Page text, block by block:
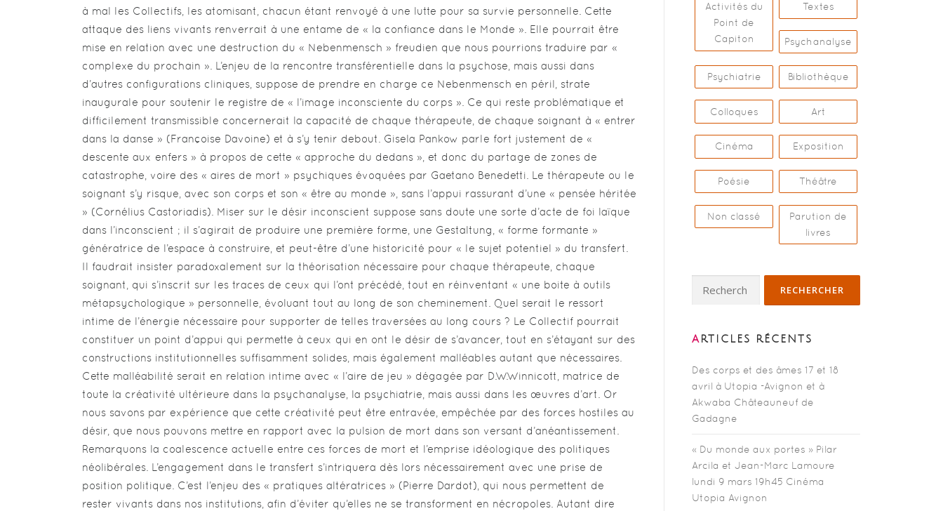
à mal les Collectifs, les atomisant, chacun étant renvoyé à une lutte pour sa survie personnelle. Cette
attaque des liens vivants renverrait à une entame de « la confiance dans le Monde ». Elle pourrait être
mise en relation avec une destruction du « Nebenmensch » freudien que nous pourrions traduire par «
complexe du prochain ». L’enjeu de la rencontre transférentielle dans la psychose, mais aussi dans
d’autres configurations cliniques, suppose de prendre en charge ce Nebenmensch en péril, strate
inaugurale pour soutenir le registre de « l’image inconsciente du corps ». Ce qui reste problématique et
difficilement transmissible concernerait la capacité de chaque thérapeute, de chaque soignant à « entrer
dans la danse » (Françoise Davoine) et à s’y tenir debout. Gisela Pankow parle fort justement de «
descente aux enfers » à propos de cette « approche du dedans », et donc du partage de zones de
catastrophe, voire des « aires de mort » psychiques évoquées par Gaetano Benedetti. Le thérapeute ou le
soignant s’y risque, avec son corps et son « être au monde », sans l’appui rassurant d’une « pensée héritée
» (Cornélius Castoriadis). Miser sur le désir inconscient suppose sans doute une sorte d’acte de foi laïque
dans l’inconscient ; il s’agirait de produire une première forme, une Gestaltung, « forme formante »
génératrice de l’espace à construire, et peut-être d’une historicité pour « le sujet potentiel » du transfert.
Il faudrait insister paradoxalement sur la théorisation nécessaire pour chaque thérapeute, chaque
soignant, qui s’inscrit sur les traces de ceux qui l’ont précédé, tout en réinventant « une boite à outils
métapsychologique » personnelle, évoluant tout au long de son cheminement. Quel serait le ressort
intime de l’énergie nécessaire pour supporter de telles traversées au long cours ? Le Collectif pourrait
constituer un point d’appui qui permette à ceux qui en ont le désir de s’avancer, tout en s’étayant sur des
constructions institutionnelles suffisamment solides, mais également malléables autant que nécessaires.
Cette malléabilité serait en relation intime avec « l’aire de jeu » dégagée par D.W.Winnicott, matrice de
toute la créativité ultérieure dans la psychanalyse, la psychiatrie, mais aussi dans les œuvres d’art. Or
nous savons par expérience que cette créativité peut être entravée, empêchée par des forces hostiles au
désir, que nous pouvons mettre en rapport avec la pulsion de mort dans son versant d’anéantissement.
Remarquons la coalescence actuelle entre ces forces de mort et l’emprise idéologique des politiques
néolibérales. L’engagement dans le transfert s’intriquera dès lors nécessairement avec une prise de
position politique. C’est l’enjeu des « pratiques altératrices » (Pierre Dardot), qui nous permettent de
rester vivants dans nos institutions, afin d’éviter qu’elles ne se transforment en nécropoles. Autant dire
Activités du
Point de
Capiton
Textes
Psychanalyse
Psychiatrie Bibliothèque
Colloques Art
Cinéma Exposition
Poésie Théâtre
Non classé
Parution de
livres
ARTICLES RÉCENTS
Des corps et des âmes 17 et 18
avril à Utopia -Avignon et à
Akwaba Châteauneuf de
Gadagne
« Du monde aux portes » Pilar
Arcila et Jean-Marc Lamoure
lundi 9 mars 19h45 Cinéma
Utopia Avignon